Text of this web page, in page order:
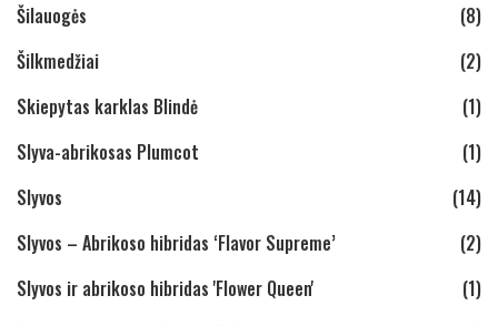
Šilauogės
(8)
Šilkmedžiai
(2)
Skiepytas karklas Blindė
(1)
Slyva-abrikosas Plumcot
(1)
Slyvos
(14)
Slyvos – Abrikoso hibridas ‘Flavor Supreme’
(2)
Slyvos ir abrikoso hibridas 'Flower Queen'
(1)